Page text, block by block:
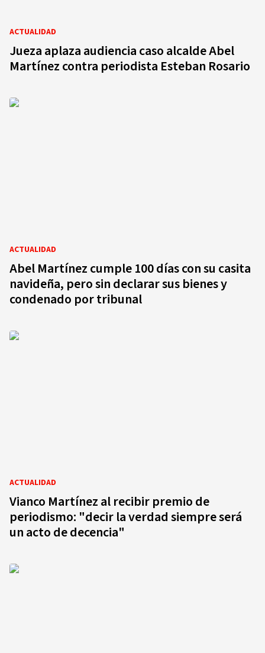
ACTUALIDAD
Jueza aplaza audiencia caso alcalde Abel
Martínez contra periodista Esteban Rosario
ACTUALIDAD
Abel Martínez cumple 100 días con su casita
navideña, pero sin declarar sus bienes y
condenado por tribunal
ACTUALIDAD
Vianco Martínez al recibir premio de
periodismo: "decir la verdad siempre será
un acto de decencia"